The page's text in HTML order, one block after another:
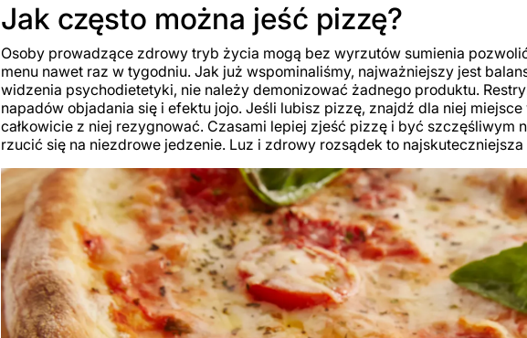
Jak często można jeść pizzę?
Osoby prowadzące zdrowy tryb życia mogą bez wyrzutów sumienia
menu nawet raz w tygodniu. Jak już wspominaliśmy, najważniejszy jest
widzenia psychodietetyki, nie należy demonizować żadnego produktu.
napadów objadania się i efektu jojo. Jeśli lubisz pizzę, znajdź dla niej
całkowicie z niej rezygnować. Czasami lepiej zjeść pizzę i być szczęśliwym
rzucić się na niezdrowe jedzenie. Luz i zdrowy rozsądek to